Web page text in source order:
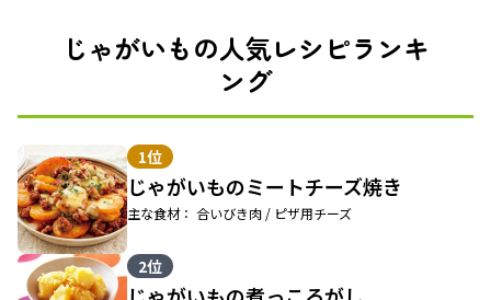
じゃがいもの人気レシピランキ
ング
1位
じゃがいものミートチーズ焼き
主な食材： 合いびき肉 / ピザ用チーズ
2位